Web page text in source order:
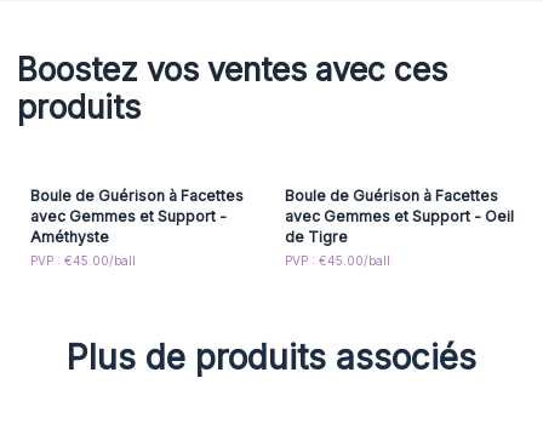
Boostez vos ventes avec ces
produits
Boule de Guérison à Facettes
avec Gemmes et Support -
Améthyste
PVP : €45.00/ball
Boule de Guérison à Facettes
avec Gemmes et Support - Oeil
de Tigre
PVP : €45.00/ball
Plus de produits associés